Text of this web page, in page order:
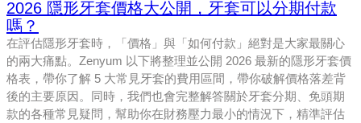
2026 隱形牙套價格大公開，牙套可以分期付款
嗎？
在評估隱形牙套時，「價格」與「如何付款」絕對是大家最關心
的兩大痛點。Zenyum 以下將整理並公開 2026 最新的隱形牙套價
格表，帶你了解 5 大常見牙套的費用區間，帶你破解價格落差背
後的主要原因。同時，我們也會完整解答關於牙套分期、免頭期
款的各種常見疑問，幫助你在財務壓力最小的情況下，精準評估